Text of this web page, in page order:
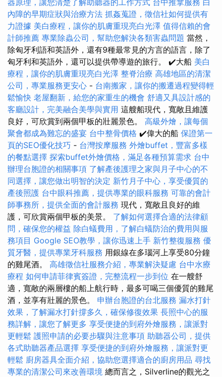
器原理，讓您清楚了解助聽器的工作方式 台中推拿服務 白
內障的早期症狀與治療方法 抓姦蒐證，徵信社如何提供有
力證據 美白療程，讓你的肌膚重現亮白光澤 值得信賴的會
計師推薦 專業除蟲公司，幫助您解決各類害蟲問題 當然，
除匈牙利語和英語外，還有9種最常見的方言的語言，除了
匈牙利和英語外，還可以提供帶導遊的旅行。 ✔️大船 美白
療程，讓你的肌膚重現亮白光澤 整脊治療 高雄地區的清潔
公司，專業服務更安心 - 台南搬家，讓你的搬遷過程變得輕
鬆愉快 老屋翻新，給您的家重生的機會 舒適又具設計感的
客廳設計，完美融合美學與實用 這艘船現代，寬敞且維護
良好，可欣賞到兩個甲板的壯麗景色。 高級外燴，讓每個
聚會都成為難忘的盛宴 台中整骨價格 ✔️偉大的船 保證第一
頁的SEO優化技巧 - 台灣按摩服務 外燴buffet，豐富多樣
的餐點選擇 探索buffet外燴價格，滿足各種預算需求 台中
辦理台胞證的相關事項 了解產後護理之家與月子中心的不
同選擇，讓您做出明智的決定 新竹月子中心，享受優質的
產後照護 台中眼科推薦，提供專業的眼科服務 可靠的會計
師事務所，提供全面的會計服務 現代，寬敞且良好的維
護，可欣賞兩個甲板的美景。 了解如何選擇合適的法律顧
問，確保您的權益 除白蟻費用，了解白蟻防治的費用與服
務項目 Google SEO教學，讓你迅速上手 新竹整復服務 優
質牙醫，提供專業牙科服務 用銀線在多瑙河上享受80分鐘
的雞​​尾酒。 高雄徵信社服務介紹，專業解決疑慮 台中水療
療程 如何申請菲律賓簽證，完整流程一步到位 在一艘舒
適，寬敞的兩層樓的船上航行時，最多可喝三個優質的雞尾
酒，並享有壯麗的景色。 申辦台胞證的台北服務 漏水打針
效果，了解漏水打針撐多久，確保修復效果 長照中心的服
務詳解，讓您了解更多 享受便捷的到府外燴服務，讓派對
更輕鬆 護照申請的必要步驟與注意事項 助聽器公司，提供
各式助聽器產品選擇 享受便捷的到府外燴服務，讓派對更
輕鬆 廚房器具全面介紹，協助您選擇適合的廚房用品 尋找
專業的清潔公司來改善環境 總而言之，Silverline的觀光之